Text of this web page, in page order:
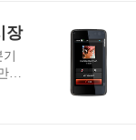
불
드
장
대
출